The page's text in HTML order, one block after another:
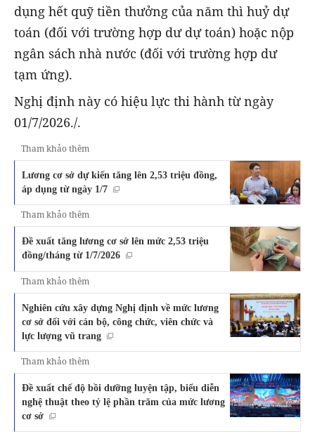
dụng hết quỹ tiền thưởng của năm thì huỷ dự
toán (đối với trường hợp dư dự toán) hoặc nộp
ngân sách nhà nước (đối với trường hợp dư
tạm ứng).
Nghị định này có hiệu lực thi hành từ ngày
01/7/2026./.
Tham khảo thêm
Lương cơ sở dự kiến tăng lên 2,53 triệu đồng,
áp dụng từ ngày 1/7
Tham khảo thêm
Đề xuất tăng lương cơ sở lên mức 2,53 triệu
đồng/tháng từ 1/7/2026
Tham khảo thêm
Nghiên cứu xây dựng Nghị định về mức lương
cơ sở đối với cán bộ, công chức, viên chức và
lực lượng vũ trang
Tham khảo thêm
Đề xuất chế độ bồi dưỡng luyện tập, biểu diễn
nghệ thuật theo tỷ lệ phần trăm của mức lương
cơ sở